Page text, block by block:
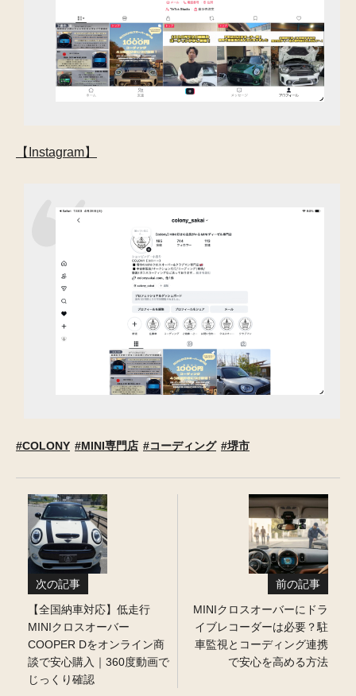
【Instagram】
COLONY MINI専門店 コーディング 堺市
次の記事
【全国納車対応】低走行
MINIクロスオーバー
COOPER Dをオンライン商
談で安心購入｜360度動画で
じっくり確認
前の記事
MINIクロスオーバーにドラ
イブレコーダーは必要？駐
車監視とコーディング連携
で安心を高める方法